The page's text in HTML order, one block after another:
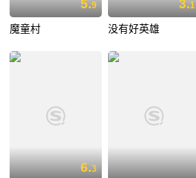
5.9
魔童村
3.1
没有好英雄
6.3